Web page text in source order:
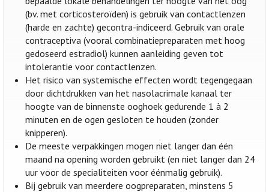
(bv. met corticosteroïden) is gebruik van contactlenzen
(harde en zachte) gecontra-indiceerd. Gebruik van orale
contraceptiva (vooral combinatiepreparaten met hoog
gedoseerd estradiol) kunnen aanleiding geven tot
intolerantie voor contactlenzen.
Het risico van systemische effecten wordt tegengegaan
door dichtdrukken van het nasolacrimale kanaal ter
hoogte van de binnenste ooghoek gedurende 1 à 2
minuten en de ogen gesloten te houden (zonder
knipperen).
De meeste verpakkingen mogen niet langer dan één
maand na opening worden gebruikt (en niet langer dan 24
uur voor de specialiteiten voor éénmalig gebruik).
Bij gebruik van meerdere oogpreparaten, minstens 5